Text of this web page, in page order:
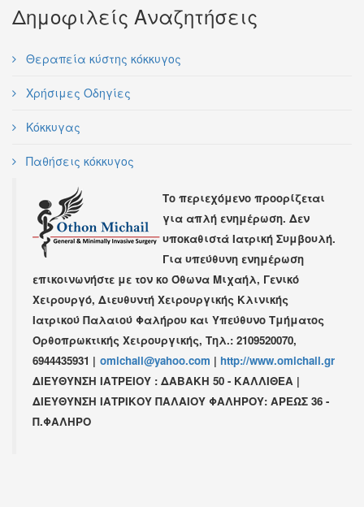
Δημοφιλείς Αναζητήσεις
Θεραπεία κύστης κόκκυγος
Χρήσιμες Οδηγίες
Κόκκυγας
Παθήσεις κόκκυγος
Το περιεχόμενο προορίζεται
για απλή ενημέρωση. Δεν
υποκαθιστά Ιατρική Συμβουλή.
Για υπεύθυνη ενημέρωση
επικοινωνήστε με τον κο Όθωνα Μιχαήλ, Γενικό
Χειρουργό, Διευθυντή Χειρουργικής Κλινικής
Ιατρικού Παλαιού Φαλήρου και Υπεύθυνο Τμήματος
Ορθοπρωκτικής Χειρουργικής, Τηλ.: 2109520070,
6944435931 | omichail@yahoo.com | http://www.omichail.gr
ΔΙΕΥΘΥΝΣΗ ΙΑΤΡΕΙΟΥ : ΔΑΒΑΚΗ 50 - ΚΑΛΛΙΘΕΑ |
ΔΙΕΥΘΥΝΣΗ ΙΑΤΡΙΚΟΥ ΠΑΛΑΙΟΥ ΦΑΛΗΡΟΥ: ΑΡΕΩΣ 36 -
Π.ΦΑΛΗΡΟ